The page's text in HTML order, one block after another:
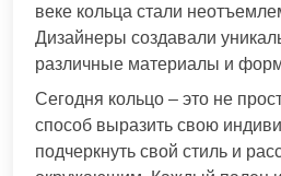
веке кольца стали
Дизайнеры создавали
различные материалы и
Сегодня кольцо – это не
способ выразить свою
подчеркнуть свой стиль и